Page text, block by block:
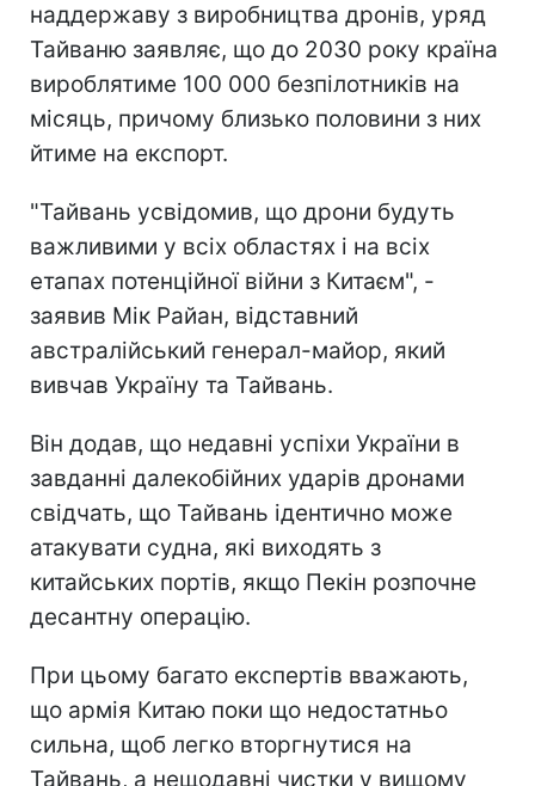
наддержаву з виробництва дронів, уряд
Тайваню заявляє, що до 2030 року країна
вироблятиме 100 000 безпілотників на
місяць, причому близько половини з них
йтиме на експорт.
"Тайвань усвідомив, що дрони будуть
важливими у всіх областях і на всіх
етапах потенційної війни з Китаєм", -
заявив Мік Райан, відставний
австралійський генерал-майор, який
вивчав Україну та Тайвань.
Він додав, що недавні успіхи України в
завданні далекобійних ударів дронами
свідчать, що Тайвань ідентично може
атакувати судна, які виходять з
китайських портів, якщо Пекін розпочне
десантну операцію.
При цьому багато експертів вважають,
що армія Китаю поки що недостатньо
сильна, щоб легко вторгнутися на
Тайвань, а нещодавні чистки у вищому